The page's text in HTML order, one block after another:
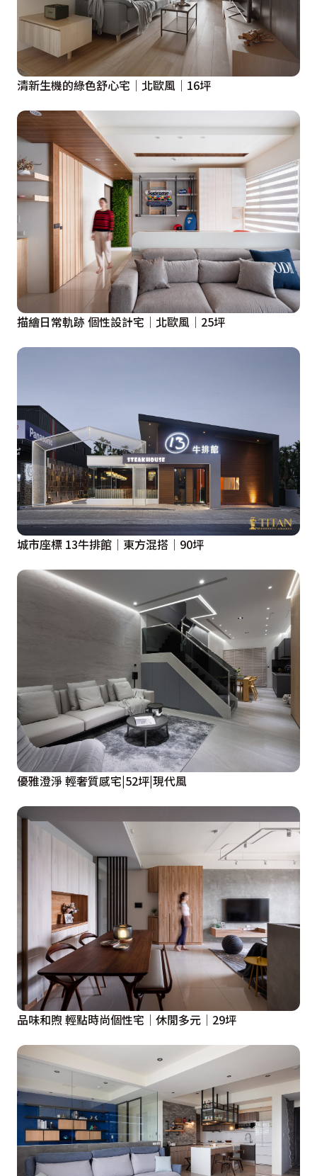
清新生機的綠色舒心宅│北歐風│16坪
描繪日常軌跡 個性設計宅│北歐風│25坪
城市座標 13牛排館│東方混搭│90坪
優雅澄淨 輕奢質感宅|52坪|現代風
品味和煦 輕點時尚個性宅│休閒多元│29坪